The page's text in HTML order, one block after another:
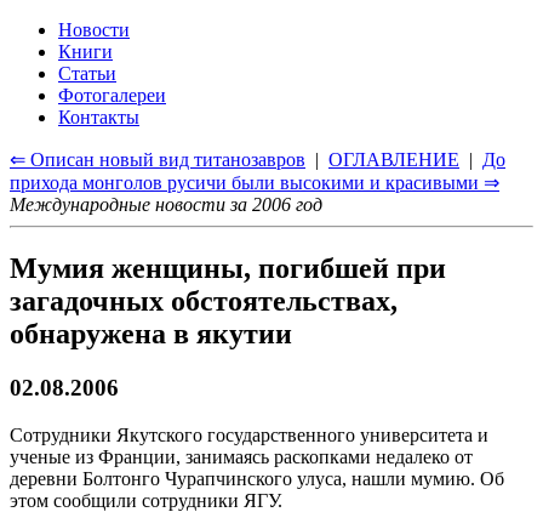
Новости
Книги
Статьи
Фотогалереи
Контакты
⇐ Описан новый вид титанозавров | ОГЛАВЛЕНИЕ | До
прихода монголов русичи были высокими и красивыми ⇒
Международные новости за 2006 год
Мумия женщины, погибшей при
загадочных обстоятельствах,
обнаружена в якутии
02.08.2006
Сотрудники Якутского государственного университета и
ученые из Франции, занимаясь раскопками недалеко от
деревни Болтонго Чурапчинского улуса, нашли мумию. Об
этом сообщили сотрудники ЯГУ.